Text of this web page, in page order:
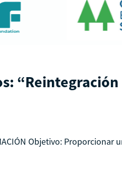
Objetivo: